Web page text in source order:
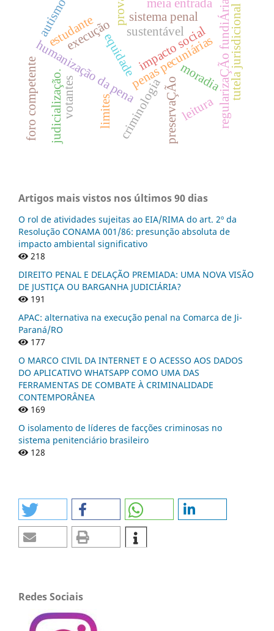
penas pecuniárias
preservaÇÃo
criminologia
sustentável
leitura
humanização da pena regularizaÇÃo fundiÁria
moradia
execução
foro competente tutela jurisdicional
sistema penal
impacto social
equidade
limites
prova
estudante
meia entrada
judicialização.
autismo
votantes
Artigos mais vistos nos últimos 90 dias
O rol de atividades sujeitas ao EIA/RIMA do art. 2º da
Resolução CONAMA 001/86: presunção absoluta de
impacto ambiental significativo
218
DIREITO PENAL E DELAÇÃO PREMIADA: UMA NOVA VISÃO
DE JUSTIÇA OU BARGANHA JUDICIÁRIA?
191
APAC: alternativa na execução penal na Comarca de Ji-
Paraná/RO
177
O MARCO CIVIL DA INTERNET E O ACESSO AOS DADOS
DO APLICATIVO WHATSAPP COMO UMA DAS
FERRAMENTAS DE COMBATE À CRIMINALIDADE
CONTEMPORÂNEA
169
O isolamento de líderes de facções criminosas no
sistema penitenciário brasileiro
128
Redes Sociais